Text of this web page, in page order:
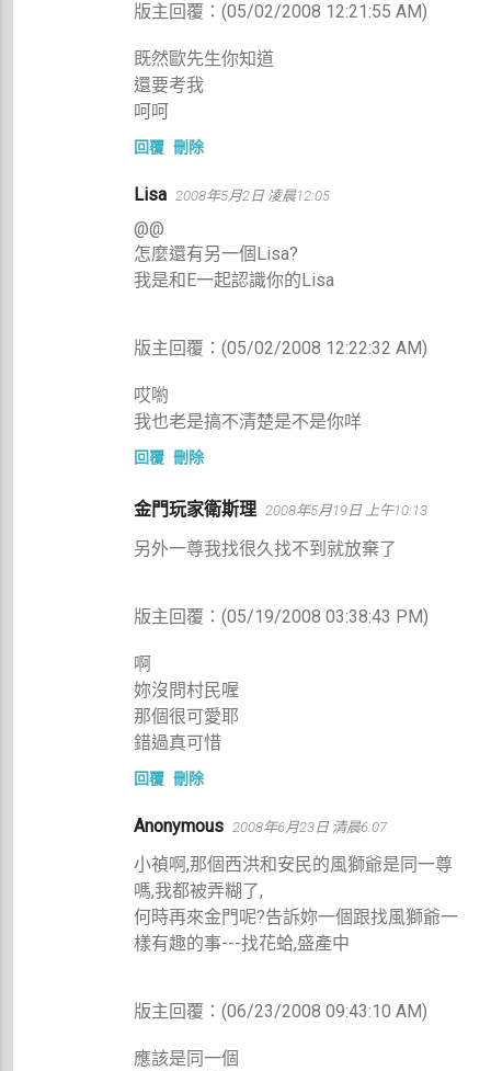
版主回覆：(05/02/2008 12:21:55 AM)
既然歐先生你知道
還要考我
呵呵
回覆 刪除
Lisa 2008年5月2日 凌晨12:05
@@
怎麼還有另一個Lisa?
我是和E一起認識你的Lisa
版主回覆：(05/02/2008 12:22:32 AM)
哎喲
我也老是搞不清楚是不是你咩
回覆 刪除
金門玩家衛斯理 2008年5月19日 上午10:13
另外一尊我找很久找不到就放棄了
版主回覆：(05/19/2008 03:38:43 PM)
啊
妳沒問村民喔
那個很可愛耶
錯過真可惜
回覆 刪除
Anonymous 2008年6月23日 清晨6:07
小禎啊,那個西洪和安民的風獅爺是同一尊
嗎,我都被弄糊了,
何時再來金門呢?告訴妳一個跟找風獅爺一
樣有趣的事---找花蛤,盛產中
版主回覆：(06/23/2008 09:43:10 AM)
應該是同一個